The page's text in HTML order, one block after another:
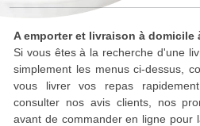
A emporter et livraison à domicile
Si vous êtes à la recherche d'une
simplement les menus ci-dessus,
vous livrer vos repas
consulter nos avis clients, nos
avant de commander en ligne pour